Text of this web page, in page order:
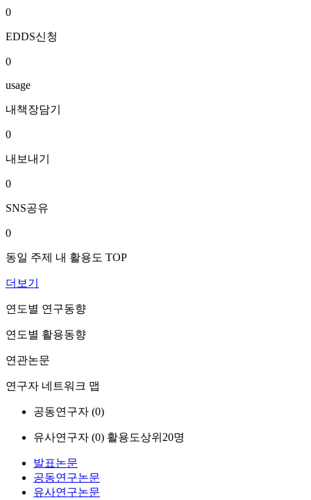
0
EDDS신청
0
usage
내책장담기
0
내보내기
0
SNS공유
0
동일 주제 내 활용도 TOP
더보기
연도별 연구동향
연도별 활용동향
연관논문
연구자 네트워크 맵
공동연구자 (0)
유사연구자 (0) 활용도상위20명
발표논문
공동연구논문
유사연구논문